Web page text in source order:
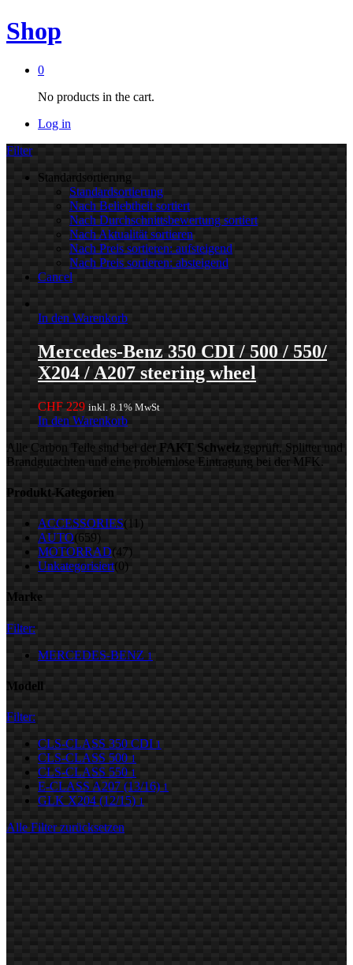
Shop
0
No products in the cart.
Log in
Filter
Standardsortierung
Standardsortierung
Nach Beliebtheit sortiert
Nach Durchschnittsbewertung sortiert
Nach Aktualität sortieren
Nach Preis sortieren: aufsteigend
Nach Preis sortieren: absteigend
Cancel
In den Warenkorb
Mercedes-Benz 350 CDI / 500 / 550/
X204 / A207 steering wheel
CHF 229 inkl. 8.1% MwSt
In den Warenkorb
Alle Carbon Teile sind bei der FAKT Schweiz geprüft, Splitter und
Brandgutachten und eine problemlose Eintragung bei der MFK.
Produkt-Kategorien
ACCESSORIES(11)
AUTO(659)
MOTORRAD(47)
Unkategorisiert(0)
Marke
Filter:
MERCEDES-BENZ 1
Modell
Filter:
CLS-CLASS 350 CDI 1
CLS-CLASS 500 1
CLS-CLASS 550 1
E-CLASS A207 (13/16) 1
GLK X204 (12/15) 1
Alle Filter zurücksetzen